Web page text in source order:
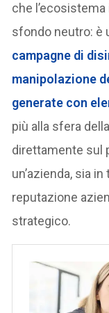
che
sfondo neutro: è
campagne di
manipolazione
generate con
più alla sfera
direttamente sul
un’azienda, sia
reputazione
strategico.